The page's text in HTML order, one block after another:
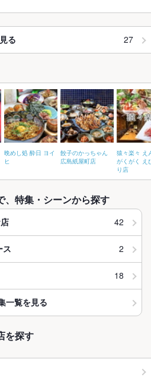
る 27
晩めし処 酔日 ヨイ
ヒ
餃子のかっちゃん
広島紙屋町店
猿々楽々 え
がくがく え
り店
、特集・シーンから探す
42
ス 2
18
一覧を見る
を探す